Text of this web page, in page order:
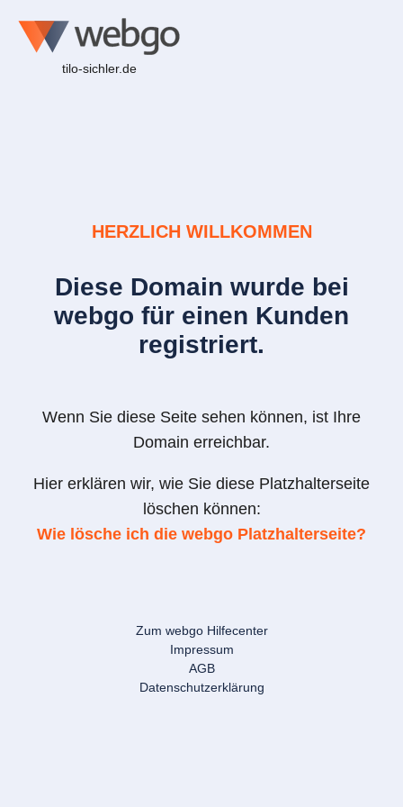
tilo-sichler.de
HERZLICH WILLKOMMEN
Diese Domain wurde bei
webgo für einen Kunden
registriert.
Wenn Sie diese Seite sehen können, ist Ihre
Domain erreichbar.
Hier erklären wir, wie Sie diese Platzhalterseite
löschen können:
Wie lösche ich die webgo Platzhalterseite?
Zum webgo Hilfecenter
Impressum
AGB
Datenschutzerklärung